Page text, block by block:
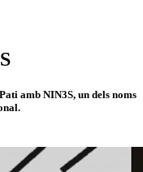
amb NIN3S, un dels noms